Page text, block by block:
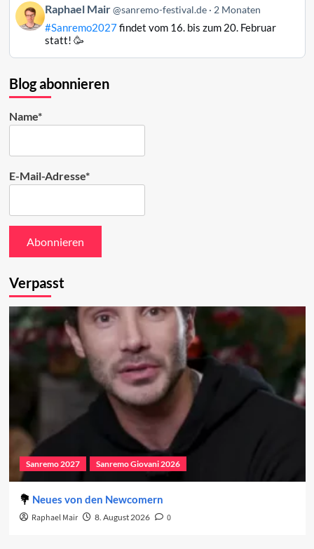
ansehen
Beitrag
von
Raphael
Bluesky
ansehen
Raphael Mair @sanremo-festival.de 2 Monaten
#Sanremo2027findet vom 16. bis zum 20. Februar
statt! 🥳
Blog abonnieren
Name*
E-Mail-Adresse*
Verpasst
Sanremo 2027 Sanremo Giovani 2026
Neues von den Newcomern
Raphael Mair 8. August 2026 0